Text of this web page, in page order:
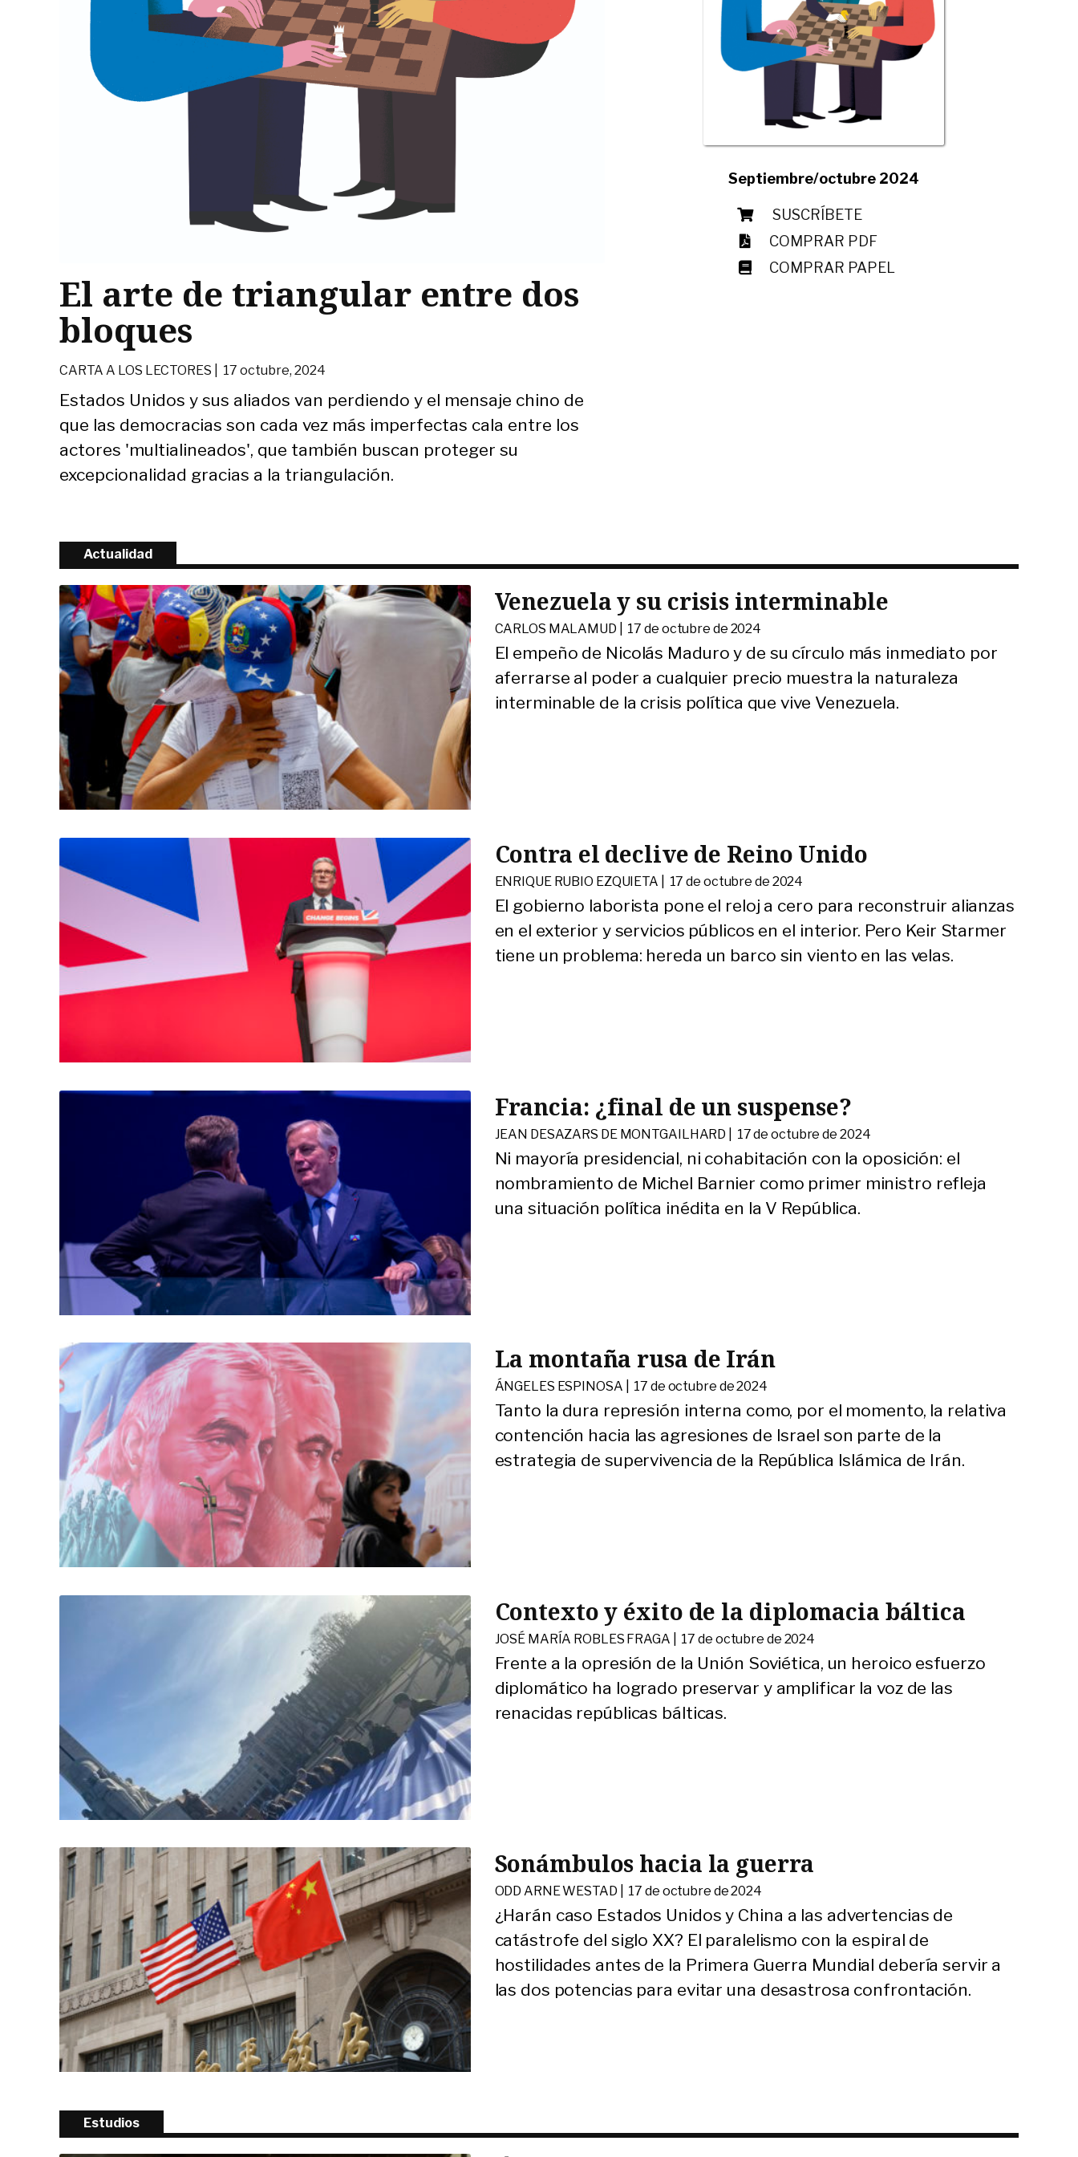
El arte de triangular entre dos
bloques
CARTA A LOS LECTORES | 17 octubre, 2024
Estados Unidos y sus aliados van perdiendo y el mensaje chino de
que las democracias son cada vez más imperfectas cala entre los
actores 'multialineados', que también buscan proteger su
excepcionalidad gracias a la triangulación.
Septiembre/octubre 2024
SUSCRÍBETE
COMPRAR PDF
COMPRAR PAPEL
Actualidad
Venezuela y su crisis interminable
CARLOS MALAMUD | 17 de octubre de 2024
El empeño de Nicolás Maduro y de su círculo más inmediato por
aferrarse al poder a cualquier precio muestra la naturaleza
interminable de la crisis política que vive Venezuela.
Contra el declive de Reino Unido
ENRIQUE RUBIO EZQUIETA | 17 de octubre de 2024
El gobierno laborista pone el reloj a cero para reconstruir alianzas
en el exterior y servicios públicos en el interior. Pero Keir Starmer
tiene un problema: hereda un barco sin viento en las velas.
Francia: ¿final de un suspense?
JEAN DESAZARS DE MONTGAILHARD | 17 de octubre de 2024
Ni mayoría presidencial, ni cohabitación con la oposición: el
nombramiento de Michel Barnier como primer ministro refleja
una situación política inédita en la V República.
La montaña rusa de Irán
ÁNGELES ESPINOSA | 17 de octubre de 2024
Tanto la dura represión interna como, por el momento, la relativa
contención hacia las agresiones de Israel son parte de la
estrategia de supervivencia de la República Islámica de Irán.
Contexto y éxito de la diplomacia báltica
JOSÉ MARÍA ROBLES FRAGA | 17 de octubre de 2024
Frente a la opresión de la Unión Soviética, un heroico esfuerzo
diplomático ha logrado preservar y amplificar la voz de las
renacidas repúblicas bálticas.
Sonámbulos hacia la guerra
ODD ARNE WESTAD | 17 de octubre de 2024
¿Harán caso Estados Unidos y China a las advertencias de
catástrofe del siglo XX? El paralelismo con la espiral de
hostilidades antes de la Primera Guerra Mundial debería servir a
las dos potencias para evitar una desastrosa confrontación.
Estudios